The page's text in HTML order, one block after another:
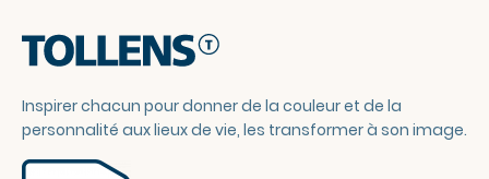
Inspirer chacun pour donner de la couleur et de la
personnalité aux lieux de vie, les transformer à son image.